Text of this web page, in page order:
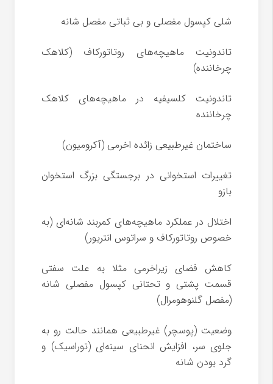
شلی کپسول مفصلی و بی ثباتی مفصل شانه
تاندونیت ماهیچه‌های روتاتورکاف (کلاهک
چرخاننده)
تاندونیت کلسیفیه در ماهیچه‌های کلاهک
چرخاننده
ساختمان غیرطبیعی زائده اخرمی (آکرومیون)
تغییرات استخوانی در برجستگی بزرگ استخوان
بازو
اختلال در عملکرد ماهیچه‌های کمربند شانه‌ای (به
خصوص روتاتورکاف و سراتوس انتریور)
کاهش فضای زیراخرمی مثلا به علت سفتی
قسمت پشتی و تحتانی کپسول مفصلی شانه
(مفصل گلنوهومرال)
وضعیت (پوسچر) غیرطبیعی همانند حالت رو به
جلوی سر، افزایش انحنای سینه‌ای (توراسیک) و
گرد بودن شانه